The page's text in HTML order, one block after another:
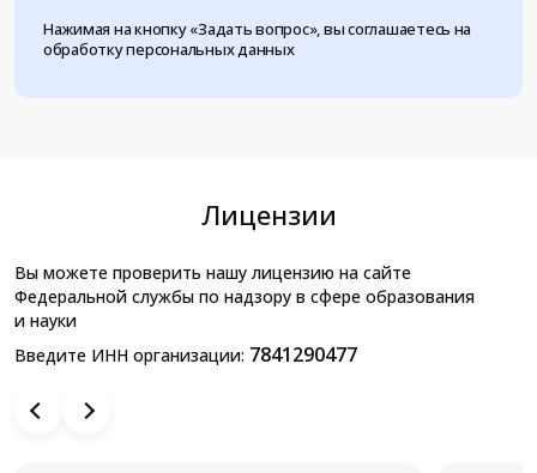
Нажимая на кнопку «Задать вопрос», вы соглашаетесь на
обработку персональных данных
Лицензии
Вы можете проверить нашу лицензию на сайте
Федеральной службы по надзору в сфере образования
и науки
Введите ИНН организации: 7841290477